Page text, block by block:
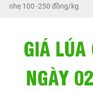
nhẹ 100 -250 đồng/kg
GIÁ
NGÀY